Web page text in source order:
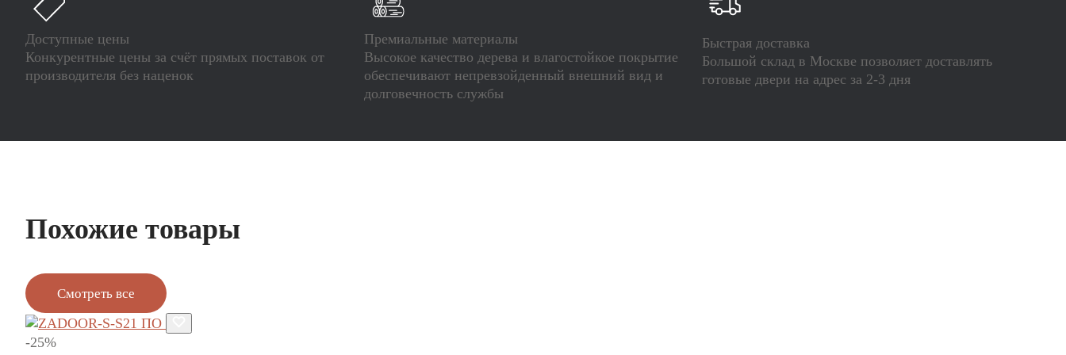
Доступные цены
Конкурентные цены за счёт прямых поставок от
производителя без наценок
Премиальные материалы
Высокое качество дерева и влагостойкое покрытие
обеспечивают непревзойденный внешний вид и
долговечность службы
Быстрая доставка
Большой склад в Москве позволяет доставлять
готовые двери на адрес за 2-3 дня
Похожие товары
Смотреть все
-25%